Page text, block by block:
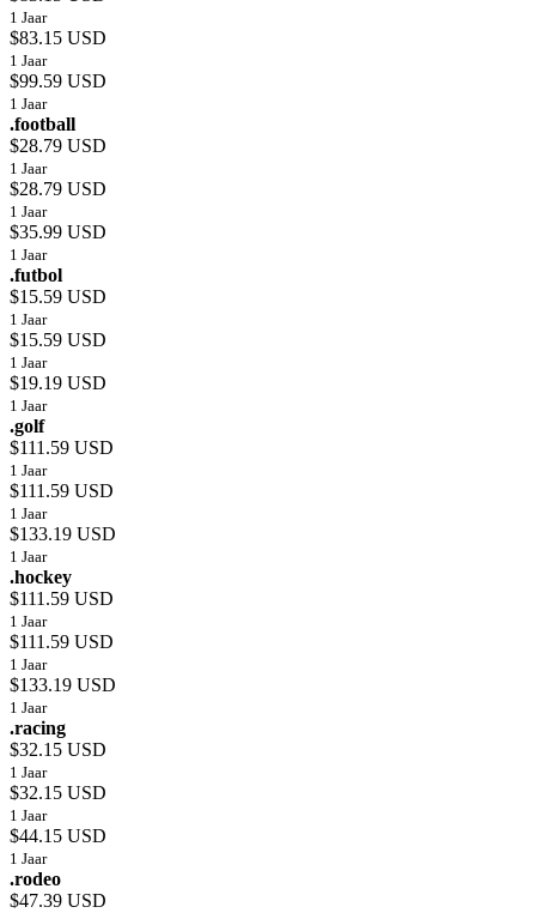
1 Jaar
$83.15 USD
1 Jaar
$99.59 USD
1 Jaar
.football
$28.79 USD
1 Jaar
$28.79 USD
1 Jaar
$35.99 USD
1 Jaar
.futbol
$15.59 USD
1 Jaar
$15.59 USD
1 Jaar
$19.19 USD
1 Jaar
.golf
$111.59 USD
1 Jaar
$111.59 USD
1 Jaar
$133.19 USD
1 Jaar
.hockey
$111.59 USD
1 Jaar
$111.59 USD
1 Jaar
$133.19 USD
1 Jaar
.racing
$32.15 USD
1 Jaar
$32.15 USD
1 Jaar
$44.15 USD
1 Jaar
.rodeo
$47.39 USD